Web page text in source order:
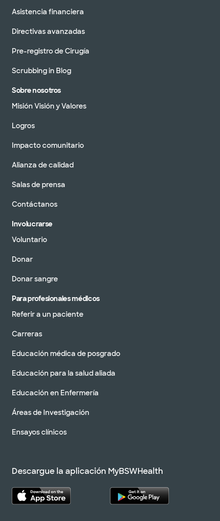
Asistencia financiera
Directivas avanzadas
Pre-registro de Cirugía
Scrubbing in Blog
Sobre nosotros
Misión Visión y Valores
Logros
Impacto comunitario
Alianza de calidad
Salas de prensa
Contáctanos
Involucrarse
Voluntario
Donar
Donar sangre
Para profesionales médicos
Referir a un paciente
Carreras
Educación médica de posgrado
Educación para la salud aliada
Educación en Enfermería
Áreas de Investigación
Ensayos clínicos
Descargue la aplicación MyBSWHealth